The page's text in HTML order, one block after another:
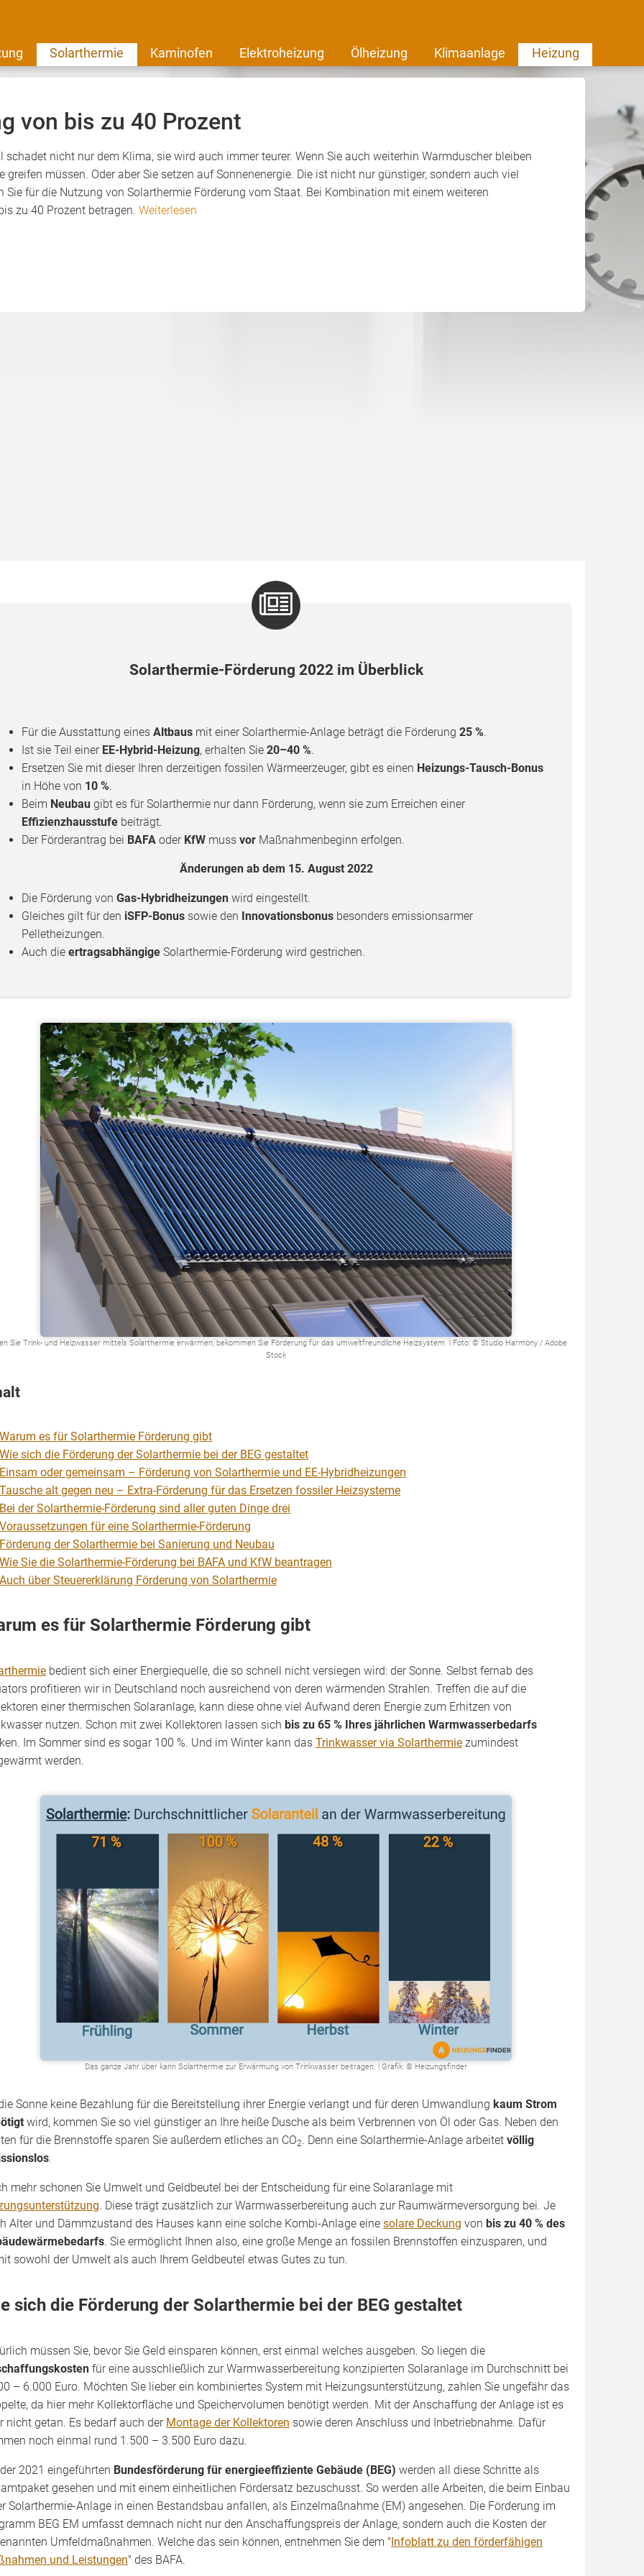
Solarthermie Kaminofen Elektroheizung Ölheizung Klimaanlage Heizung
von bis zu 40 Prozent
schadet nicht nur dem Klima, sie wird auch immer teurer. Wenn Sie auch weiterhin Warmduscher bleiben
greifen müssen. Oder aber Sie setzen auf Sonnenenergie. Die ist nicht nur günstiger, sondern auch viel
für die Nutzung von Solarthermie Förderung vom Staat. Bei Kombination mit einem weiteren
zu 40 Prozent betragen. Weiterlesen
Solarthermie-Förderung 2022 im Überblick
Für die Ausstattung eines Altbaus mit einer Solarthermie-Anlage beträgt die Förderung 25 %.
Ist sie Teil einer EE-Hybrid-Heizung, erhalten Sie 20–40 %.
Ersetzen Sie mit dieser Ihren derzeitigen fossilen Wärmeerzeuger, gibt es einen Heizungs-Tausch-Bonus
in Höhe von 10 %.
Beim Neubau gibt es für Solarthermie nur dann Förderung, wenn sie zum Erreichen einer
Effizienzhausstufe beiträgt.
Der Förderantrag bei BAFA oder KfW muss vor Maßnahmenbeginn erfolgen.
Änderungen ab dem 15. August 2022
Die Förderung von Gas-Hybridheizungen wird eingestellt.
Gleiches gilt für den iSFP-Bonus sowie den Innovationsbonus besonders emissionsarmer
Pelletheizungen.
Auch die ertragsabhängige Solarthermie-Förderung wird gestrichen.
Sie Trink- und Heizwasser mittels Solarthermie erwärmen, bekommen Sie Förderung für das umweltfreundliche Heizsystem. | Foto: © Studio Harmony / Adobe
Stock
Warum es für Solarthermie Förderung gibt
Wie sich die Förderung der Solarthermie bei der BEG gestaltet
Einsam oder gemeinsam – Förderung von Solarthermie und EE-Hybridheizungen
Tausche alt gegen neu – Extra-Förderung für das Ersetzen fossiler Heizsysteme
Bei der Solarthermie-Förderung sind aller guten Dinge drei
Voraussetzungen für eine Solarthermie-Förderung
Förderung der Solarthermie bei Sanierung und Neubau
Wie Sie die Solarthermie-Förderung bei BAFA und KfW beantragen
Auch über Steuererklärung Förderung von Solarthermie
es für Solarthermie Förderung gibt
bedient sich einer Energiequelle, die so schnell nicht versiegen wird: der Sonne. Selbst fernab des
profitieren wir in Deutschland noch ausreichend von deren wärmenden Strahlen. Treffen die auf die
einer thermischen Solaranlage, kann diese ohne viel Aufwand deren Energie zum Erhitzen von
nutzen. Schon mit zwei Kollektoren lassen sich bis zu 65 % Ihres jährlichen Warmwasserbedarfs
Im Sommer sind es sogar 100 %. Und im Winter kann das Trinkwasser via Solarthermie zumindest
werden.
Das ganze Jahr über kann Solarthermie zur Erwärmung von Trinkwasser beitragen. | Grafik: © Heizungsfinder
Sonne keine Bezahlung für die Bereitstellung ihrer Energie verlangt und für deren Umwandlung kaum Strom
wird, kommen Sie so viel günstiger an Ihre heiße Dusche als beim Verbrennen von Öl oder Gas. Neben den
für die Brennstoffe sparen Sie außerdem etliches an CO2. Denn eine Solarthermie-Anlage arbeitet völlig
.
mehr schonen Sie Umwelt und Geldbeutel bei der Entscheidung für eine Solaranlage mit
. Diese trägt zusätzlich zur Warmwasserbereitung auch zur Raumwärmeversorgung bei. Je
Alter und Dämmzustand des Hauses kann eine solche Kombi-Anlage eine solare Deckung von bis zu 40 % des
. Sie ermöglicht Ihnen also, eine große Menge an fossilen Brennstoffen einzusparen, und
sowohl der Umwelt als auch Ihrem Geldbeutel etwas Gutes zu tun.
sich die Förderung der Solarthermie bei der BEG gestaltet
müssen Sie, bevor Sie Geld einsparen können, erst einmal welches ausgeben. So liegen die
für eine ausschließlich zur Warmwasserbereitung konzipierten Solaranlage im Durchschnitt bei
– 6.000 Euro. Möchten Sie lieber ein kombiniertes System mit Heizungsunterstützung, zahlen Sie ungefähr das
da hier mehr Kollektorfläche und Speichervolumen benötigt werden. Mit der Anschaffung der Anlage ist es
nicht getan. Es bedarf auch der Montage der Kollektoren sowie deren Anschluss und Inbetriebnahme. Dafür
noch einmal rund 1.500 – 3.500 Euro dazu.
2021 eingeführten Bundesförderung für energieeffiziente Gebäude (BEG) werden all diese Schritte als
gesehen und mit einem einheitlichen Fördersatz bezuschusst. So werden alle Arbeiten, die beim Einbau
Solarthermie-Anlage in einen Bestandsbau anfallen, als Einzelmaßnahme (EM) angesehen. Die Förderung im
BEG EM umfasst demnach nicht nur den Anschaffungspreis der Anlage, sondern auch die Kosten der
Umfeldmaßnahmen. Welche das sein können, entnehmen Sie dem "Infoblatt zu den förderfähigen
und Leistungen" des BAFA.